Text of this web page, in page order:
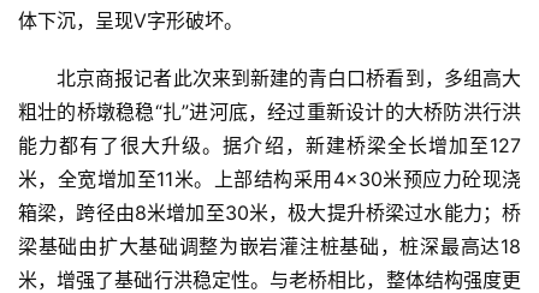
体下沉，呈现V字形破坏。
北京商报记者此次来到新建的青白口桥看到，多组高大
粗壮的桥墩稳稳“扎”进河底，经过重新设计的大桥防洪行洪
能力都有了很大升级。据介绍，新建桥梁全长增加至127
米，全宽增加至11米。上部结构采用4×30米预应力砼现浇
箱梁，跨径由8米增加至30米，极大提升桥梁过水能力；桥
梁基础由扩大基础调整为嵌岩灌注桩基础，桩深最高达18
米，增强了基础行洪稳定性。与老桥相比，整体结构强度更